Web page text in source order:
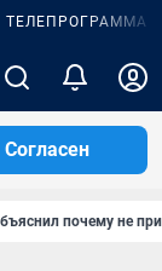
ТЕЛЕПРОГРАММА
Согласен
почему не